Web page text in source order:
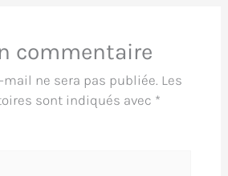
commentaire
mail ne sera pas publiée. Les
sont indiqués avec *